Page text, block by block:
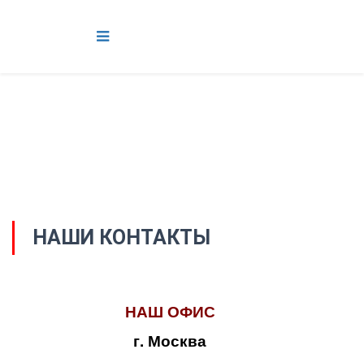
НАШИ КОНТАКТЫ
НАШ ОФИС
г. Москва